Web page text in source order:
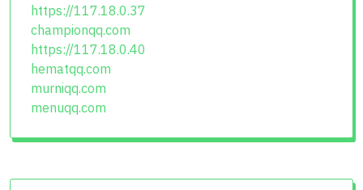
https://117.18.0.37
championqq.com
https://117.18.0.40
hematqq.com
murniqq.com
menuqq.com